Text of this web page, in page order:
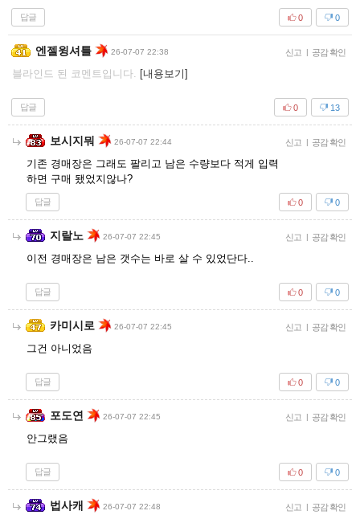
답글 0
0
엔젤윙셔틀 26-07-07 22:38 신고 | 공감 확인
블라인드 된 코멘트입니다. [내용보기]
답글 13
0
보시지뭐 26-07-07 22:44 신고 | 공감 확인
기존 경매장은 그래도 팔리고 남은 수량보다 적게 입력
하면 구매 됐었지않나?
답글 0
0
지랄노 26-07-07 22:45 신고 | 공감 확인
이전 경매장은 남은 갯수는 바로 살 수 있었단다..
답글 0
0
카미시로 26-07-07 22:45 신고 | 공감 확인
그건 아니었음
답글 0
0
포도연 26-07-07 22:45 신고 | 공감 확인
안그랬음
답글 0
0
법사캐 26-07-07 22:48 신고 | 공감 확인